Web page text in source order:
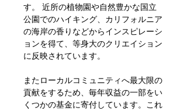
す。 近所の植物園や自然豊かな国立
公園でのハイキング、カリフォルニア
の海岸の香りなどからインスピレーシ
ョンを得て、等身大のクリエイション
に反映されています。
またローカルコミュニティへ最大限の
貢献をするため、毎年収益の一部をい
くつかの基金に寄付しています。これ